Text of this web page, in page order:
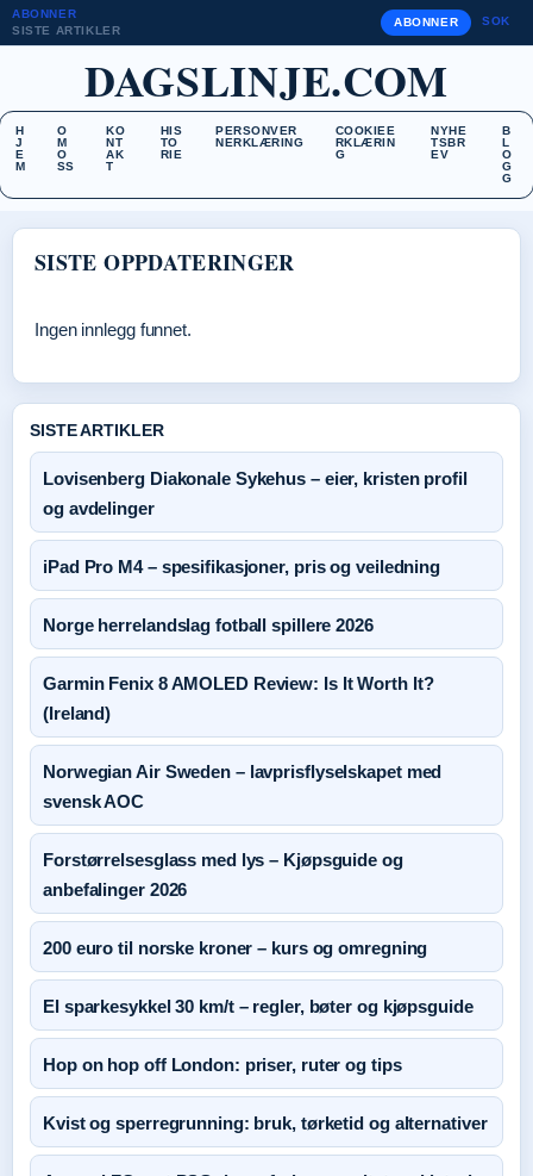
ABONNER
SISTE ARTIKLER
ABONNER SOK
DAGSLINJE.COM
H
J
E
M
O
M
O
SS
KO
NT
AK
T
HIS
TO
RIE
PERSONVER
NERKLÆRING
COOKIEE
RKLÆRIN
G
NYHE
TSBR
EV
B
L
O
G
G
SISTE OPPDATERINGER
Ingen innlegg funnet.
SISTE ARTIKLER
Lovisenberg Diakonale Sykehus – eier, kristen profil
og avdelinger
iPad Pro M4 – spesifikasjoner, pris og veiledning
Norge herrelandslag fotball spillere 2026
Garmin Fenix 8 AMOLED Review: Is It Worth It?
(Ireland)
Norwegian Air Sweden – lavprisflyselskapet med
svensk AOC
Forstørrelsesglass med lys – Kjøpsguide og
anbefalinger 2026
200 euro til norske kroner – kurs og omregning
El sparkesykkel 30 km/t – regler, bøter og kjøpsguide
Hop on hop off London: priser, ruter og tips
Kvist og sperregrunning: bruk, tørketid og alternativer